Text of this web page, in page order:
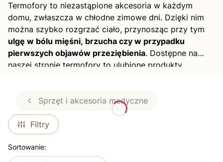
Termofory to niezastąpione akcesoria w każdym
domu, zwłaszcza w chłodne zimowe dni. Dzięki nim
można szybko rozgrzać ciało, przynosząc przy tym
ulgę w bólu mięśni, brzucha czy w przypadku
pierwszych objawów przeziębienia. Dostępne na
naszej stronie termofory to ulubione produkty
Sprzęt i akcesoria medyczne
Filtry
Lista produktów
Sortowanie: